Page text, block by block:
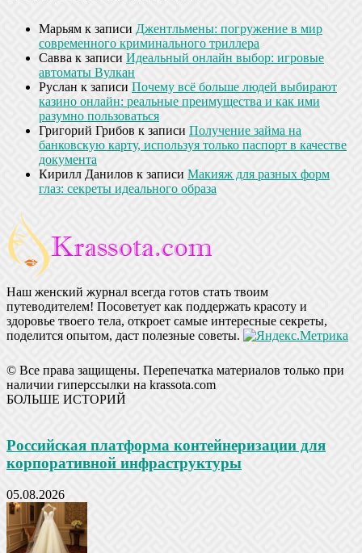
Марьям к записи Джентльмены: погружение в мир
современного криминального триллера
Савва к записи Идеальный онлайн выбор: игровые
автоматы Вулкан
Руслан к записи Почему всё больше людей выбирают
казино онлайн: реальные преимущества и как ими
разумно пользоваться
Григорий Грибов к записи Получение займа на
банковскую карту, используя только паспорт в качестве
документа
Кирилл Данилов к записи Макияж для разных форм
глаз: секреты идеального образа
Наш женский журнал всегда готов стать твоим
путеводителем! Посоветует как поддержать красоту и
здоровье твоего тела, откроет самые интересные секреты,
поделится опытом, даст полезные советы.
© Все права защищены. Перепечатка материалов только при
наличии гиперссылки на krassota.com
БОЛЬШЕ ИСТОРИЙ
Российская платформа контейнеризации для
корпоративной инфраструктуры
05.08.2026